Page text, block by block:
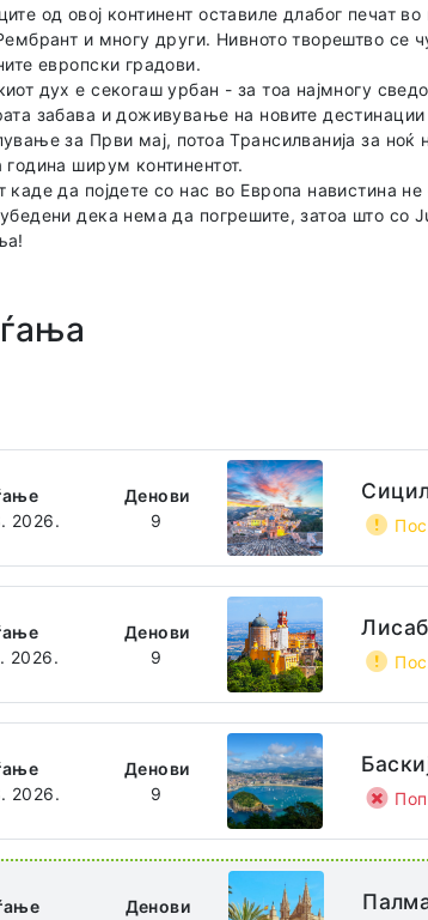
од овој континент оставиле длабог печат
и многу други. Нивното творештво се
европски градови.
дух е секогаш урбан - за тоа најмногу
забава и доживување на новите
за Први мај, потоа Трансилванија за ноќ
година ширум континентот.
каде да појдете со нас во Европа навистина
дека нема да погрешите, затоа што со
2026.
Денови
9
2026.
Денови
9
2026.
Денови
9
Денови